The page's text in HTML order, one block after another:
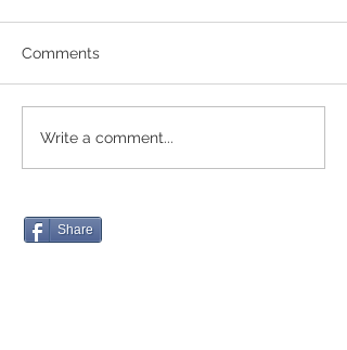
Comments
Write a comment...
Share